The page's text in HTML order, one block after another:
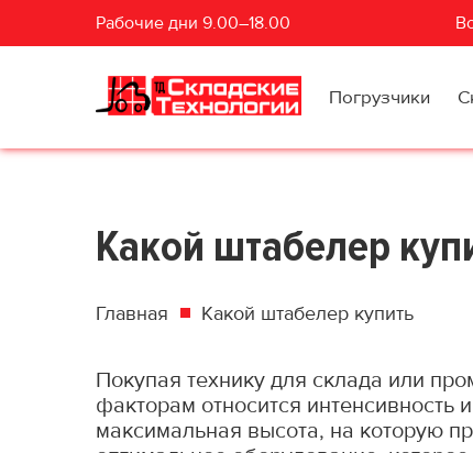
Рабочие дни 9.00–18.00
Погрузчики
Какой штабелер
Главная Какой штабелер купить
Покупая технику для склада или
факторам относится
максимальная высота, на которую